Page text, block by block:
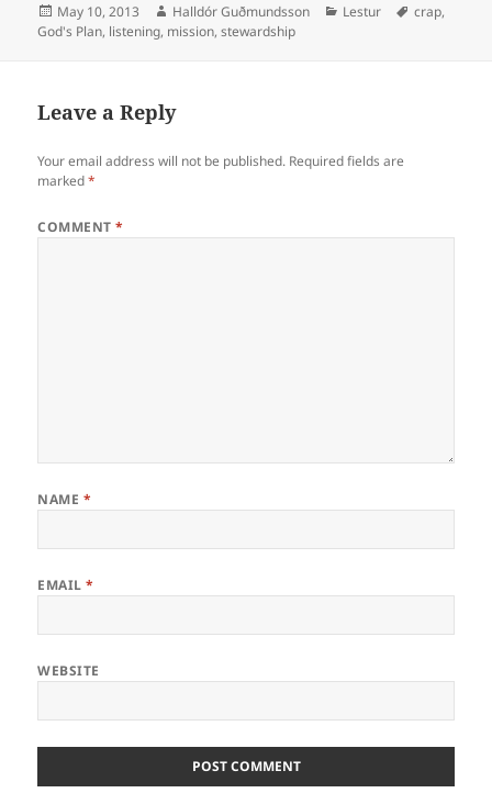
Posted
on
May 10, 2013 Author
Halldór Guðmundsson Categories
Lestur Tags
crap,
God's Plan, listening, mission,stewardship
Leave a Reply
Your email address will not be published. Required fields are
marked*
COMMENT*
NAME *
EMAIL*
WEBSITE